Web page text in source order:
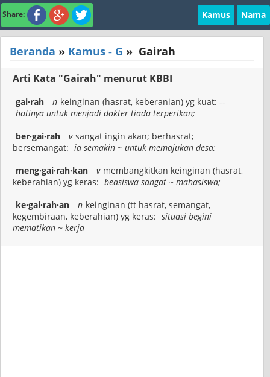
Share: Kamus Nama
Beranda » Kamus - G » Gairah
Arti Kata "Gairah" menurut KBBI
gai·rah n keinginan (hasrat, keberanian) yg kuat: --
hatinya untuk menjadi dokter tiada terperikan;
ber·gai·rah
v sangat ingin akan; berhasrat;
bersemangat: ia semakin ~ untuk memajukan desa;
meng·gai·rah·kan
v membangkitkan keinginan (hasrat,
keberahian) yg keras: beasiswa sangat ~ mahasiswa;
ke·gai·rah·an
n keinginan (tt hasrat, semangat,
kegembiraan, keberahian) yg keras: situasi begini
mematikan ~ kerja